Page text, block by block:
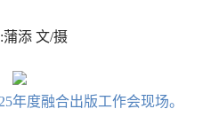
蒲添 文/摄
年度融合出版工作会现场。